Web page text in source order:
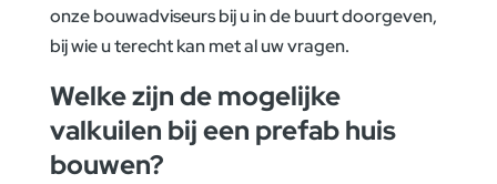
onze bouwadviseurs bij u in de buurt doorgeven,
bij wie u terecht kan met al uw vragen.
Welke zijn de mogelijke
valkuilen bij een prefab huis
bouwen?